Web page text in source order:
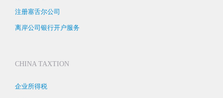
注册塞舌尔公司
离岸公司银行开户服务
CHINA TAXTION
企业所得税